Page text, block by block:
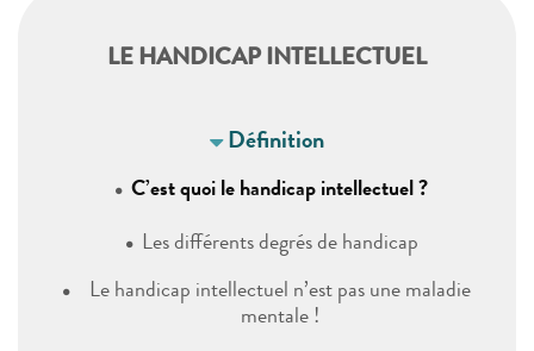
LE HANDICAP INTELLECTUEL
Définition
C’est quoi le handicap intellectuel ?
Les différents degrés de handicap
Le handicap intellectuel n’est pas une maladie
mentale !